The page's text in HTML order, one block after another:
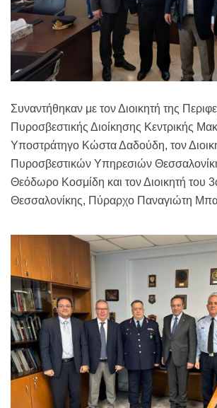
Συναντήθηκαν με τον Διοικητή της
Πυροσβεστικής Διοίκησης Κεντρικής
Υποστράτηγο Κώστα Δαδούδη, τον
Πυροσβεστικών Υπηρεσιών
Θεόδωρο Κοσμίδη και τον Διοικητή του
Θεσσαλονίκης, Πύραρχο Παναγιώτη